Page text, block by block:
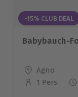
-15% CLUB DEAL
Babybauch-
Standort
Agno
Anzahl der
1 Pers.